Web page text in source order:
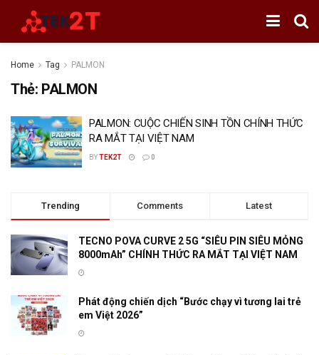
Home Tag PALMON
Thẻ: PALMON
PALMON: CUỘC CHIẾN SINH TỒN CHÍNH THỨC
RA MẮT TẠI VIỆT NAM
BYTEK2T 0
Trending Comments Latest
TECNO POVA CURVE 2 5G “SIÊU PIN SIÊU MỎNG
8000mAh” CHÍNH THỨC RA MẮT TẠI VIỆT NAM
Phát động chiến dịch “Bước chạy vì tương lai trẻ
em Việt 2026”